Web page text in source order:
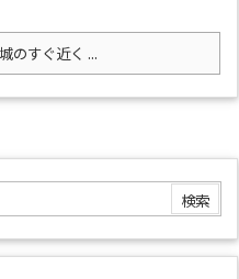
のすぐ近く ...